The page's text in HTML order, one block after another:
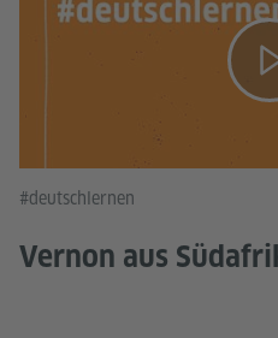
#deutschlernen
Vernon aus